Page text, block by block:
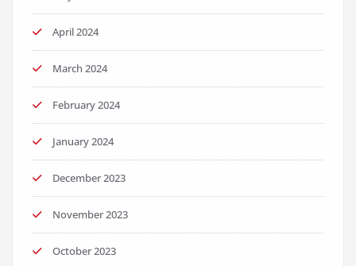
April 2024
March 2024
February 2024
January 2024
December 2023
November 2023
October 2023